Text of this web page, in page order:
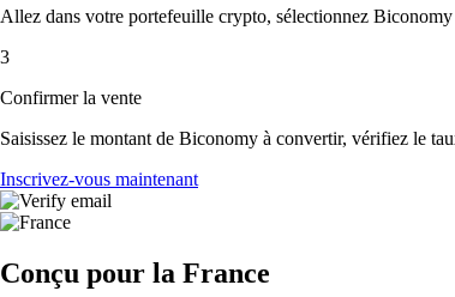
Allez dans votre portefeuille crypto, sélectionnez
3
Confirmer la vente
Saisissez le montant de Biconomy à convertir, vérifiez le
Inscrivez-vous maintenant
Conçu pour la France